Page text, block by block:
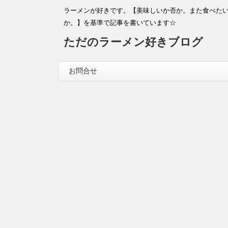
ラーメンが好きです。【美味しいか否か。また食べた
か。】を基準で記事を書いています☆
ただのラーメン好きブログ
お問合せ